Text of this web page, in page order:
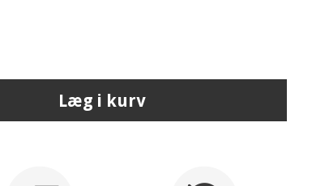
Læg i kurv